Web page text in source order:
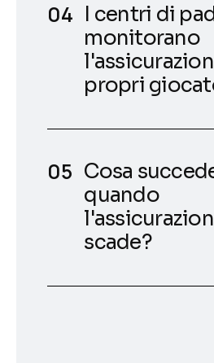
I centri di
monitorano
propri
Cosa
quando
scade?